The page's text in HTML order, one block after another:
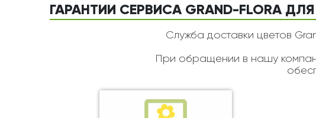
Зелёные розыНедорогие цветы
В крафтовой бумаге
Разноцветные
Каллы
Лилии
Хризантемы
Цветочные
Цветочные корзины
Цветы в коробке
ГАРАНТИИ СЕРВИСА GRAND-FLORA
Служба доставки цветов
При обращении в нашу